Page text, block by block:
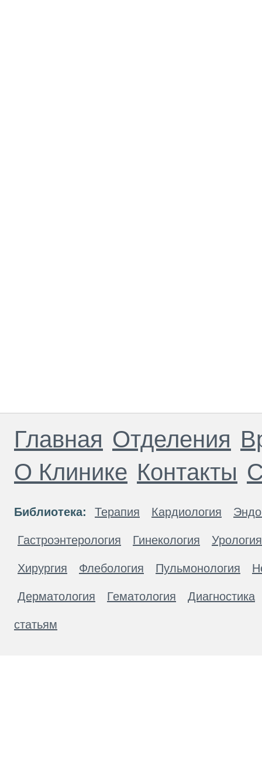
Главная Отделения
О Клинике Контакты
Библиотека: Терапия Кардиология
Гастроэнтерология Гинекология Урология
Хирургия Флебология Пульмонология
Дерматология Гематология Диагностика
статьям